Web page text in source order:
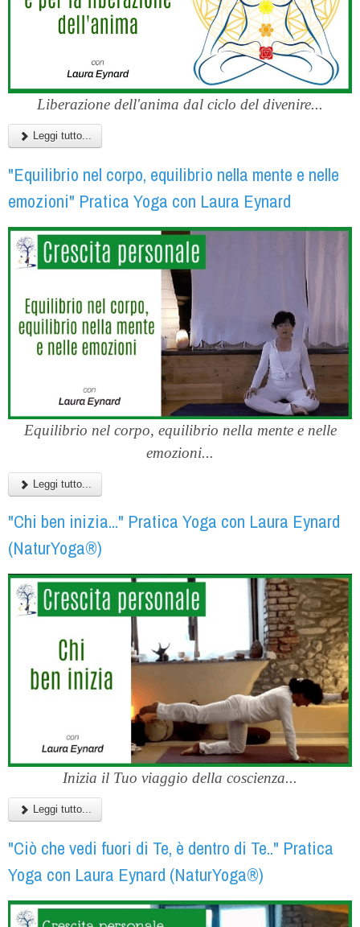
Liberazione dell'anima dal ciclo del divenire...
Leggi tutto...
"Equilibrio nel corpo, equilibrio nella mente e nelle
emozioni" Pratica Yoga con Laura Eynard
Equilibrio nel corpo, equilibrio nella mente e nelle
emozioni...
Leggi tutto...
"Chi ben inizia..." Pratica Yoga con Laura Eynard
(NaturYoga®)
Inizia il Tuo viaggio della coscienza...
Leggi tutto...
"Ciò che vedi fuori di Te, è dentro di Te.." Pratica
Yoga con Laura Eynard (NaturYoga®)